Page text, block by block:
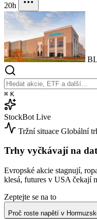
20h
⌘ K
StockBot Live
Tržní situace Globální
Trhy vyčkávají na
Evropské akcie stagnují,
klesá, futures v USA čekají
Zeptejte se na to
Proč roste napětí v